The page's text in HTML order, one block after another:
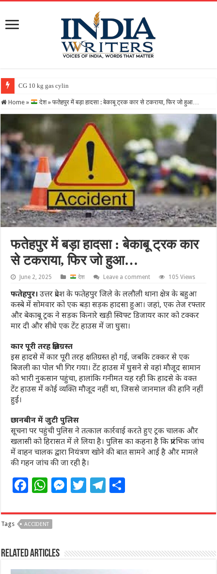
CG 10 kg gas cylinder: छत्तीसगढ़
Home » देश » फतेहपुर में बड़ा हादसा : बेकाबू ट्रक कार से टकराया, फिर जो हुआ…
फतेहपुर में बड़ा हादसा : बेकाबू ट्रक कार
से टकराया, फिर जो हुआ…
June 2, 2025 देश Leave a comment 105 Views
फतेहपुर।उत्तर प्रदेश के फतेहपुर जिले के ललौली थाना क्षेत्र के बहुआ
कस्बे में सोमवार को एक बड़ा सड़क हादसा हुआ। जहां, एक तेज रफ्तार
और बेकाबू ट्रक ने सड़क किनारे खड़ी स्विफ्ट डिजायर कार को टक्कर
मार दी और सीधे एक टेंट हाउस में जा घुसा।
कार पूरी तरह क्षतिग्रस्त
इस हादसे में कार पूरी तरह क्षतिग्रस्त हो गई, जबकि टक्कर से एक
बिजली का पोल भी गिर गया। टेंट हाउस में घुसने से वहां मौजूद सामान
को भारी नुकसान पहुंचा, हालांकि गनीमत यह रही कि हादसे के वक्त
टेंट हाउस में कोई व्यक्ति मौजूद नहीं था, जिससे जानमाल की हानि नहीं
हुई।
छानबीन में जुटी पुलिस
सूचना पर पहुंची पुलिस ने तत्काल कार्रवाई करते हुए ट्रक चालक और
खलासी को हिरासत में ले लिया है। पुलिस का कहना है कि प्रारंभिक जांच
में वाहन चालक द्वारा नियंत्रण खोने की बात सामने आई है और मामले
की गहन जांच की जा रही है।
F
c
e
b
o
W
at
s
A
p
M
ss
n
g
T
itt
r
T
e
ra
m
ar
Tags ACCIDENT
Related Articles